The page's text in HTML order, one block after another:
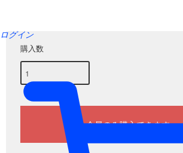
ログイン
購入数